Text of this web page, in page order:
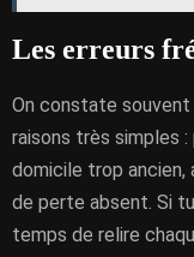
Les erreurs
On constate
raisons très simples
domicile trop ancien,
de perte absent. Si
temps de relire